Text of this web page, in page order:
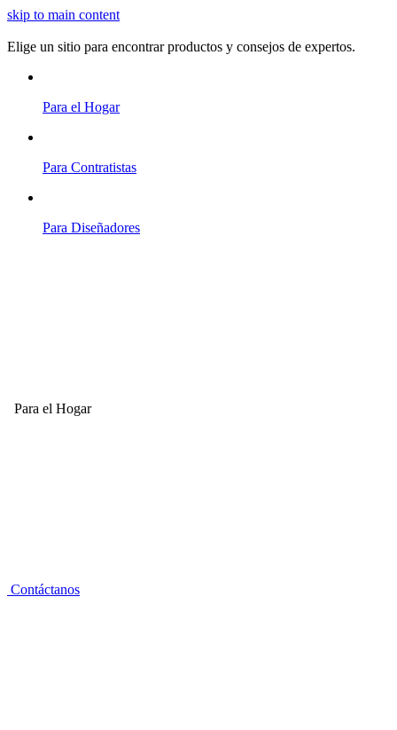
skip to main content
Elige un sitio para encontrar productos y consejos de expertos.
Para el Hogar
Para Contratistas
Para Diseñadores
Para el Hogar
Contáctanos